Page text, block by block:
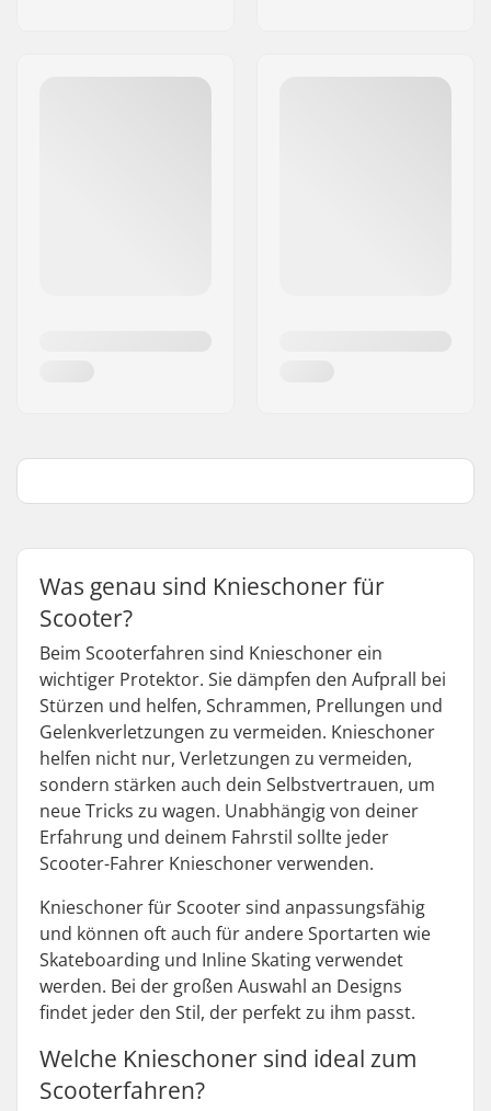
Was genau sind Knieschoner für
Scooter?
Beim Scooterfahren sind Knieschoner ein
wichtiger Protektor. Sie dämpfen den Aufprall bei
Stürzen und helfen, Schrammen, Prellungen und
Gelenkverletzungen zu vermeiden. Knieschoner
helfen nicht nur, Verletzungen zu vermeiden,
sondern stärken auch dein Selbstvertrauen, um
neue Tricks zu wagen. Unabhängig von deiner
Erfahrung und deinem Fahrstil sollte jeder
Scooter-Fahrer Knieschoner verwenden.
Knieschoner für Scooter sind anpassungsfähig
und können oft auch für andere Sportarten wie
Skateboarding und Inline Skating verwendet
werden. Bei der großen Auswahl an Designs
findet jeder den Stil, der perfekt zu ihm passt.
Welche Knieschoner sind ideal zum
Scooterfahren?